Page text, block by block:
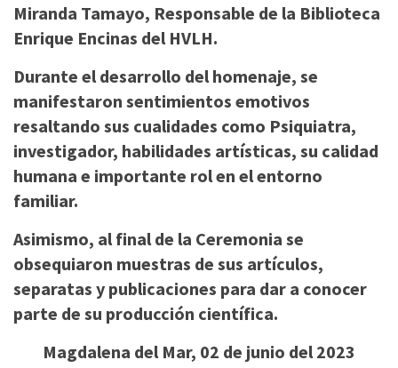
Miranda Tamayo, Responsable de la Biblioteca
Enrique Encinas del HVLH.
Durante el desarrollo del homenaje, se
manifestaron sentimientos emotivos
resaltando sus cualidades como Psiquiatra,
investigador, habilidades artísticas, su calidad
humana e importante rol en el entorno
familiar.
Asimismo, al final de la Ceremonia se
obsequiaron muestras de sus artículos,
separatas y publicaciones para dar a conocer
parte de su producción científica.
Magdalena del Mar, 02 de junio del 2023